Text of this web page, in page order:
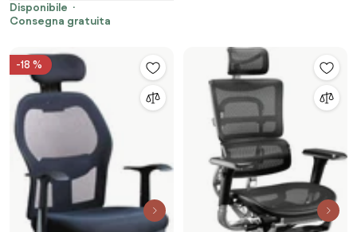
Disponibile
Consegna gratuita
-18 %